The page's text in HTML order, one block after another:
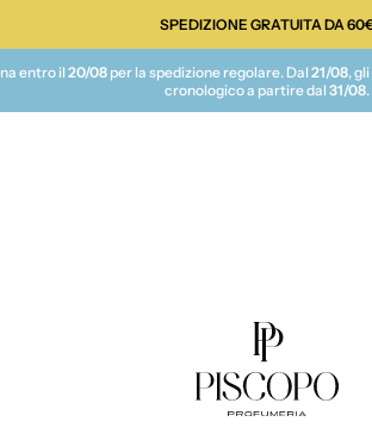
SPEDIZIONE GRATUITA DA
entro il 20/08per la spedizione regolare. Dal 21/08,
cronologico a partire dal 31/08.
Piscopo Profumeria